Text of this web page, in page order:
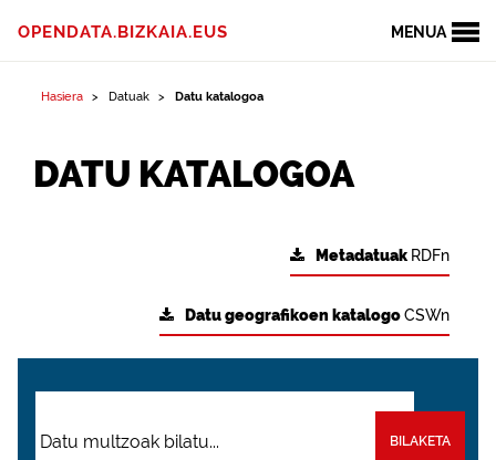
MENUA
OPENDATA.BIZKAIA.EUS
Hasiera Datuak Datu katalogoa
DATU KATALOGOA
Metadatuak RDFn
Datu geografikoen katalogoCSWn
BILAKETA